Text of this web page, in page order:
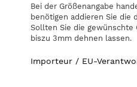
Bei der Größenangabe
benötigen addieren Sie die
Sollten Sie die gewünschte
biszu 3mm dehnen lassen.
Importeur / EU-